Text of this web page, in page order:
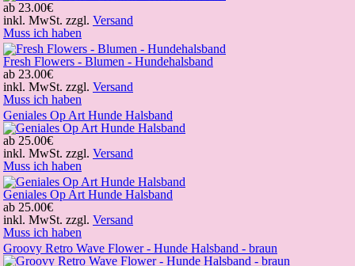
ab 23.00€
inkl. MwSt. zzgl. Versand
Muss ich haben
Fresh Flowers - Blumen - Hundehalsband
ab 23.00€
inkl. MwSt. zzgl. Versand
Muss ich haben
Geniales Op Art Hunde Halsband
ab 25.00€
inkl. MwSt. zzgl. Versand
Muss ich haben
Geniales Op Art Hunde Halsband
ab 25.00€
inkl. MwSt. zzgl. Versand
Muss ich haben
Groovy Retro Wave Flower - Hunde Halsband - braun